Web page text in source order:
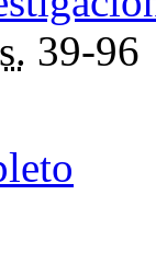
39-96